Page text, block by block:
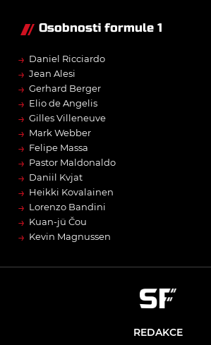
Osobnosti formule 1
→ Daniel Ricciardo
→ Jean Alesi
→ Gerhard Berger
→ Elio de Angelis
→ Gilles Villeneuve
→ Mark Webber
→ Felipe Massa
→ Pastor Maldonaldo
→ Daniil Kvjat
→ Heikki Kovalainen
→ Lorenzo Bandini
→ Kuan-jü Čou
→ Kevin Magnussen
REDAKCE